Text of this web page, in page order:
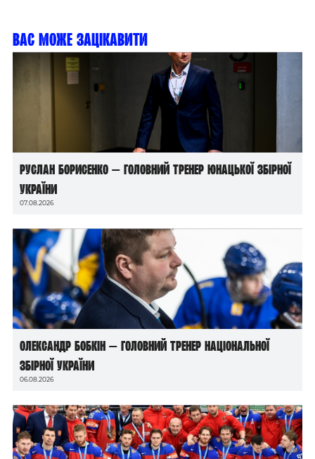
Вас може зацікавити
Руслан Борисенко — головний тренер юнацької збірної
України
07.08.2026
Олександр Бобкін — головний тренер національної
збірної України
06.08.2026